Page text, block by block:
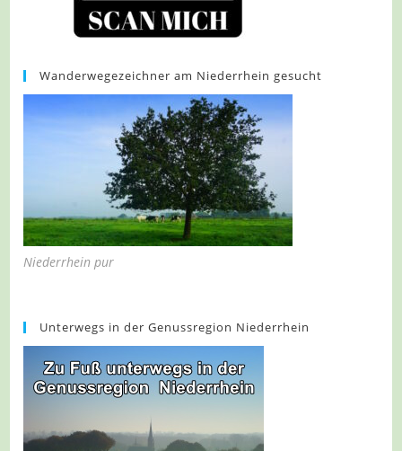
Wanderwegezeichner am Niederrhein gesucht
Niederrhein pur
Unterwegs in der Genussregion Niederrhein